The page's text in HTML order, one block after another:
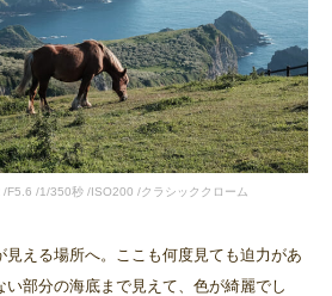
F5.6 /1/350秒 /ISO200 /クラシッククローム
見える場所へ。ここも何度見ても迫力があ
い部分の海底まで見えて、色が綺麗でし